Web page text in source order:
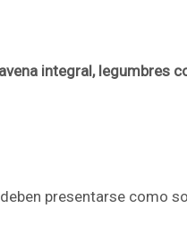
avena integral, legumbres
presentarse como